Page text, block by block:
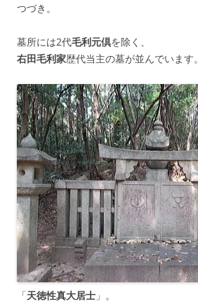
つづき。
墓所には2代毛利元倶を除く、
右田毛利家歴代当主の墓が並んでいます。
「天徳性真大居士 」。